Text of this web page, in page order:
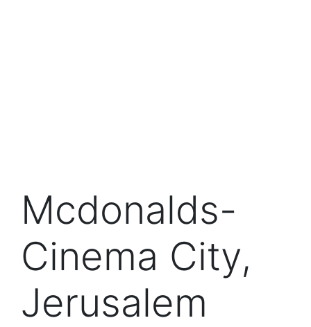
Mcdonalds-
Cinema City,
Jerusalem